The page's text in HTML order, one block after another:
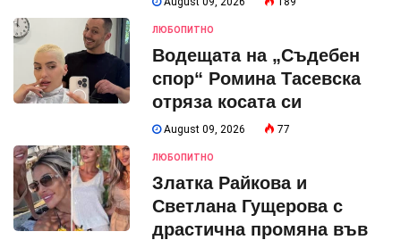
ЛЮБОПИТНО
Водещата на „Съдебен
спор“ Ромина Тасевска
отряза косата си
August 09, 2026 77
ЛЮБОПИТНО
Златка Райкова и
Светлана Гущерова с
драстична промяна във